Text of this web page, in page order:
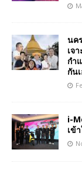
นค
เจ
กำ
กัน
i-
เข้